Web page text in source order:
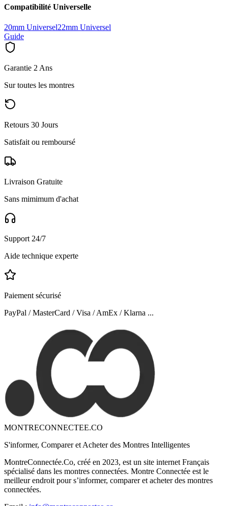
Compatibilité Universelle
20mm Universel22mm Universel
Guide
Garantie 2 Ans
Sur toutes les montres
Retours 30 Jours
Satisfait ou remboursé
Livraison Gratuite
Sans mimimum d'achat
Support 24/7
Aide technique experte
Paiement sécurisé
PayPal / MasterCard / Visa / AmEx / Klarna ...
MONTRECONNECTEE.CO
S'informer, Comparer et Acheter des Montres Intelligentes
MontreConnectée.Co, créé en 2023, est un site internet Français
spécialisé dans les montres connectées. Montre Connectée est le
meilleur endroit pour s’informer, comparer et acheter des montres
connectées.